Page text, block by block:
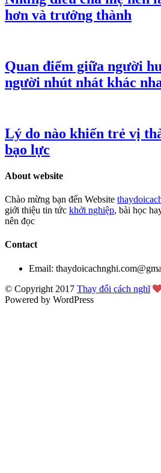
hơn và trưởng thành
Quan điểm giữa người
người nhút nhát khác
Lý do nào khiến trẻ vị
bạo lực
About website
Chào mừng bạn đến Website
giới thiệu tin tức khởi nghiệp, bài học
nên đọc
Contact
Email:
© Copyright 2017 Thay đổi cách nghĩ
Powered by WordPress